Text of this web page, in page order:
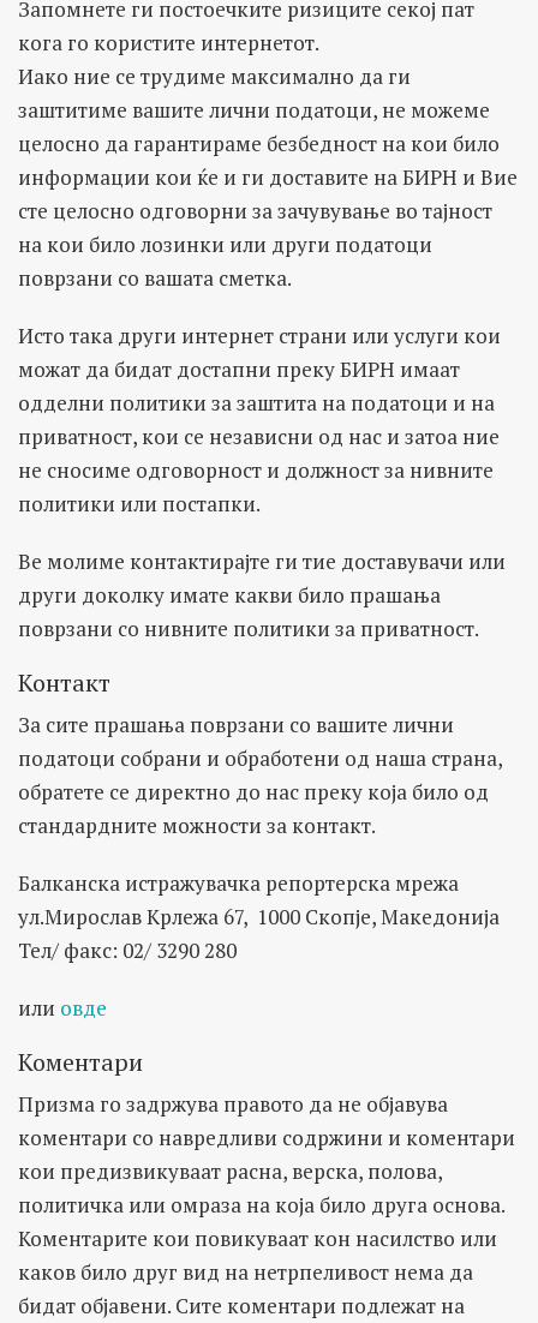
Запомнете ги постоечките ризиците секој пат
кога го користите интернетот.
Иако ние се трудиме максимално да ги
заштитиме вашите лични податоци, не можеме
целосно да гарантираме безбедност на кои било
информации кои ќе и ги доставите на БИРН и Вие
сте целосно одговорни за зачувување во тајност
на кои било лозинки или други податоци
поврзани со вашата сметка.
Исто така други интернет страни или услуги кои
можат да бидат достапни преку БИРН имаат
одделни политики за заштита на податоци и на
приватност, кои се независни од нас и затоа ние
не сносиме одговорност и должност за нивните
политики или постапки.
Ве молиме контактирајте ги тие доставувачи или
други доколку имате какви било прашања
поврзани со нивните политики за приватност.
Контакт
За сите прашања поврзани со вашите лични
податоци собрани и обработени од наша страна,
обратете се директно до нас преку која било од
стандардните можности за контакт.
Балканска истражувачка репортерска мрежа
ул.Мирослав Крлежа 67, 1000 Скопје, Македонија
Тел/ факс: 02/ 3290 280
или овде
Коментари
Призма го задржува правото да не објавува
коментари со навредливи содржини и коментари
кои предизвикуваат расна, верска, полова,
политичка или омраза на која било друга основа.
Коментарите кои повикуваат кон насилство или
каков било друг вид на нетрпеливост нема да
бидат објавени. Сите коментари подлежат на